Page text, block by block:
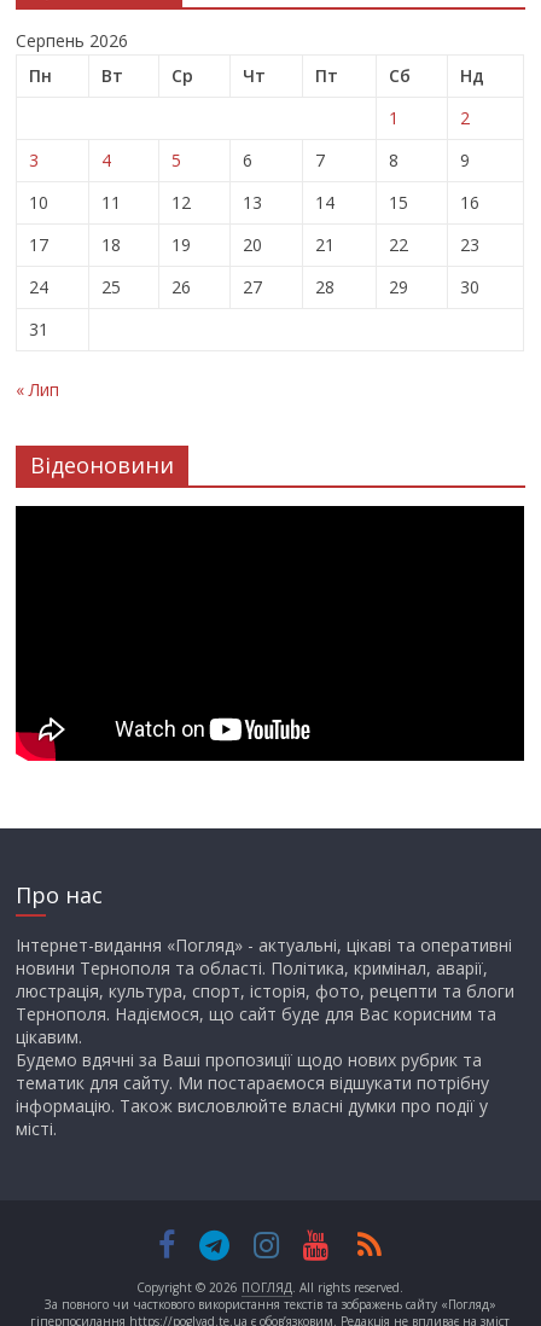
Серпень 2026
Пн
Вт Ср Чт Пт Сб
Нд
1
2
3
4 5 6 7 8
9
10
11 12 13 14 15
16
17
18 19 20 21 22
23
24
25 26 27 28 29
30
31
« Лип
Відеоновини
Про нас
Інтернет-видання «Погляд» - актуальні, цікаві та оперативні
новини Тернополя та області. Політика, кримінал, аварії,
люстрація, культура, спорт, історія, фото, рецепти та блоги
Тернополя. Надіємося, що сайт буде для Вас корисним та
цікавим.
Будемо вдячні за Ваші пропозиції щодо нових рубрик та
тематик для сайту. Ми постараємося відшукати потрібну
інформацію. Також висловлюйте власні думки про події у
місті.
Copyright © 2026 ПОГЛЯД . All rights reserved.
За повного чи часткового використання текстів та зображень сайту «Погляд»
гіперпосилання https://poglyad.te.ua є обов’язковим. Редакція не впливає на зміст